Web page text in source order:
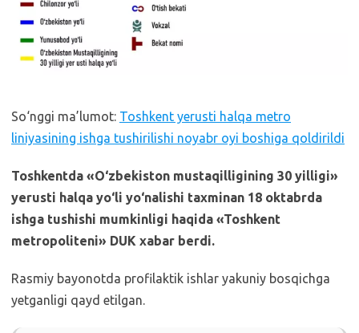
So‘nggi ma’lumot: Toshkent yerusti halqa metro
liniyasining ishga tushirilishi noyabr oyi boshiga qoldirildi
Toshkentda «O‘zbekiston mustaqilligining 30 yilligi»
yerusti halqa yo‘li yo‘nalishi taxminan 18 oktabrda
ishga tushishi mumkinligi haqida «Toshkent
metropoliteni» DUK xabar berdi.
Rasmiy bayonotda profilaktik ishlar yakuniy bosqichga
yetganligi qayd etilgan.